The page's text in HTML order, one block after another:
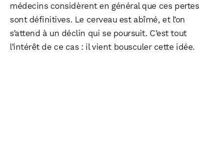
médecins considèrent en général que ces pertes
sont définitives. Le cerveau est abîmé, et l’on
s’attend à un déclin qui se poursuit. C’est tout
l’intérêt de ce cas : il vient bousculer cette idée.